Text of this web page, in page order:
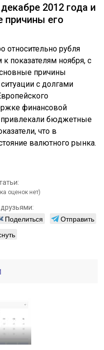
2012 года и
его
относительно рубля
показателям ноября, с
причины
с долгами
финансовой
бюджетные
что в
валютного рынка.
оценок нет)
Поделиться
Отправить